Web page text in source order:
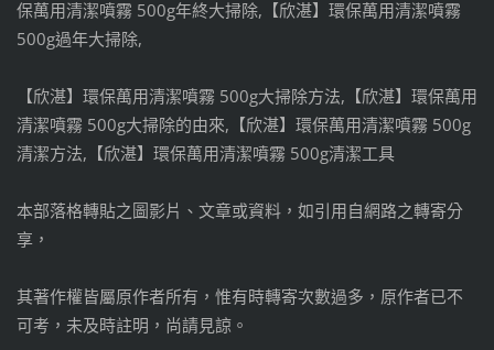
保萬用清潔噴霧 500g年終大掃除,【欣湛】環保萬用清潔噴霧
500g過年大掃除,
【欣湛】環保萬用清潔噴霧 500g大掃除方法,【欣湛】環保萬用
清潔噴霧 500g大掃除的由來,【欣湛】環保萬用清潔噴霧 500g
清潔方法,【欣湛】環保萬用清潔噴霧 500g清潔工具
本部落格轉貼之圖影片、文章或資料，如引用自網路之轉寄分
享，
其著作權皆屬原作者所有，惟有時轉寄次數過多，原作者已不
可考，未及時註明，尚請見諒。